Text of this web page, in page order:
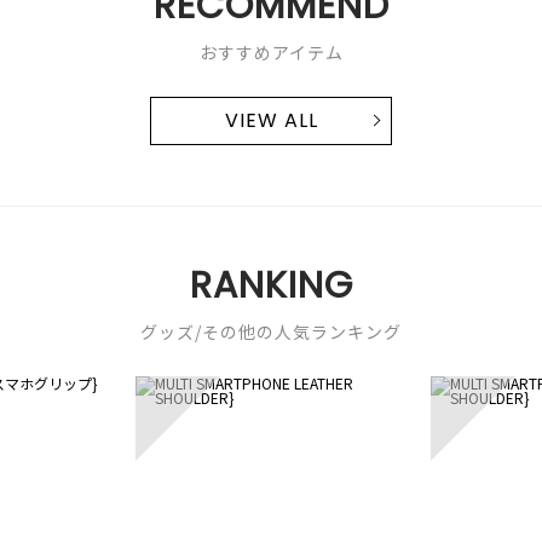
おすすめアイテム
VIEW ALL
RANKING
グッズ/その他の人気ランキング